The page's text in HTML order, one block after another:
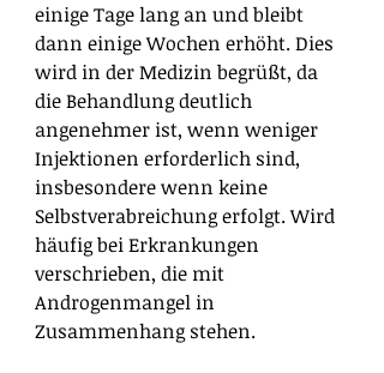
einige Tage lang an und bleibt
dann einige Wochen erhöht. Dies
wird in der Medizin begrüßt, da
die Behandlung deutlich
angenehmer ist, wenn weniger
Injektionen erforderlich sind,
insbesondere wenn keine
Selbstverabreichung erfolgt. Wird
häufig bei Erkrankungen
verschrieben, die mit
Androgenmangel in
Zusammenhang stehen.